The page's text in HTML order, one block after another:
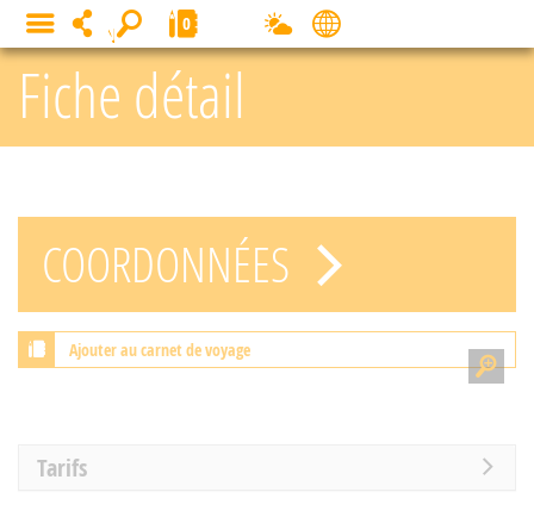
Fiche détail
COORDONNÉES
Ajouter au carnet de voyage
Tarifs
MENU 0
Panneau de gestion des cookies